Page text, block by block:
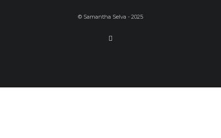
© Samantha Selva - 2025